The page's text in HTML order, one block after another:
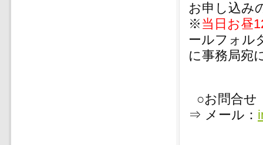
お申し込み
※ 当日お昼
ールフォル
に事務局宛
○お問合せ
⇒ メール：